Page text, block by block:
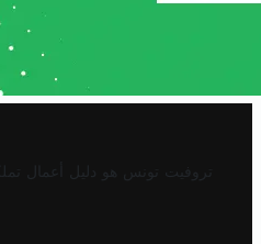
تروفيت تونس هو دليل أعمال